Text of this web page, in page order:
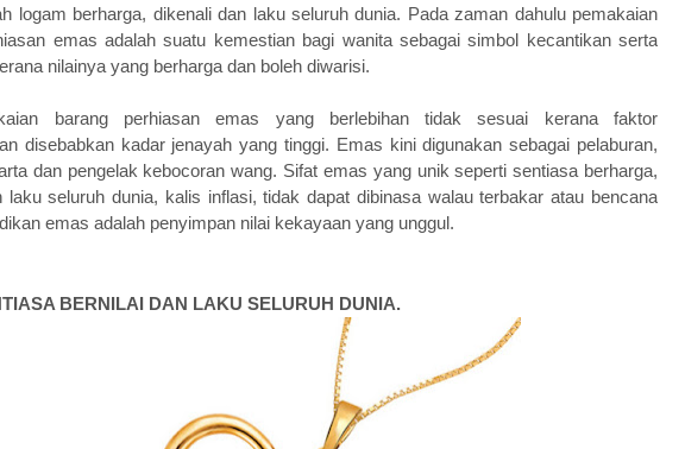
logam berharga, dikenali dan laku seluruh dunia. Pada zaman dahulu pemakaian
emas adalah suatu kemestian bagi wanita sebagai simbol kecantikan serta
nilainya yang berharga dan boleh diwarisi.
barang perhiasan emas yang berlebihan tidak sesuai kerana faktor
disebabkan kadar jenayah yang tinggi. Emas kini digunakan sebagai pelaburan,
dan pengelak kebocoran wang. Sifat emas yang unik seperti sentiasa berharga,
laku seluruh dunia, kalis inflasi, tidak dapat dibinasa walau terbakar atau bencana
emas adalah penyimpan nilai kekayaan yang unggul.
BERNILAI DAN LAKU SELURUH DUNIA.